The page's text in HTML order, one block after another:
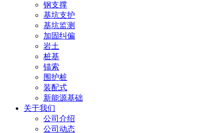
钢支撑
基坑支护
基坑监测
加固纠偏
岩土
桩基
锚索
围护桩
装配式
新能源基础
关于我们
公司介绍
公司动态